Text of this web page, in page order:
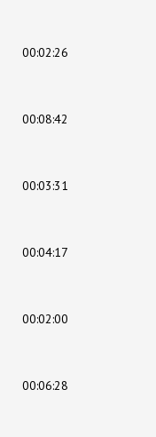
00:02:26
00:08:42
00:03:31
00:04:17
00:02:00
00:06:28